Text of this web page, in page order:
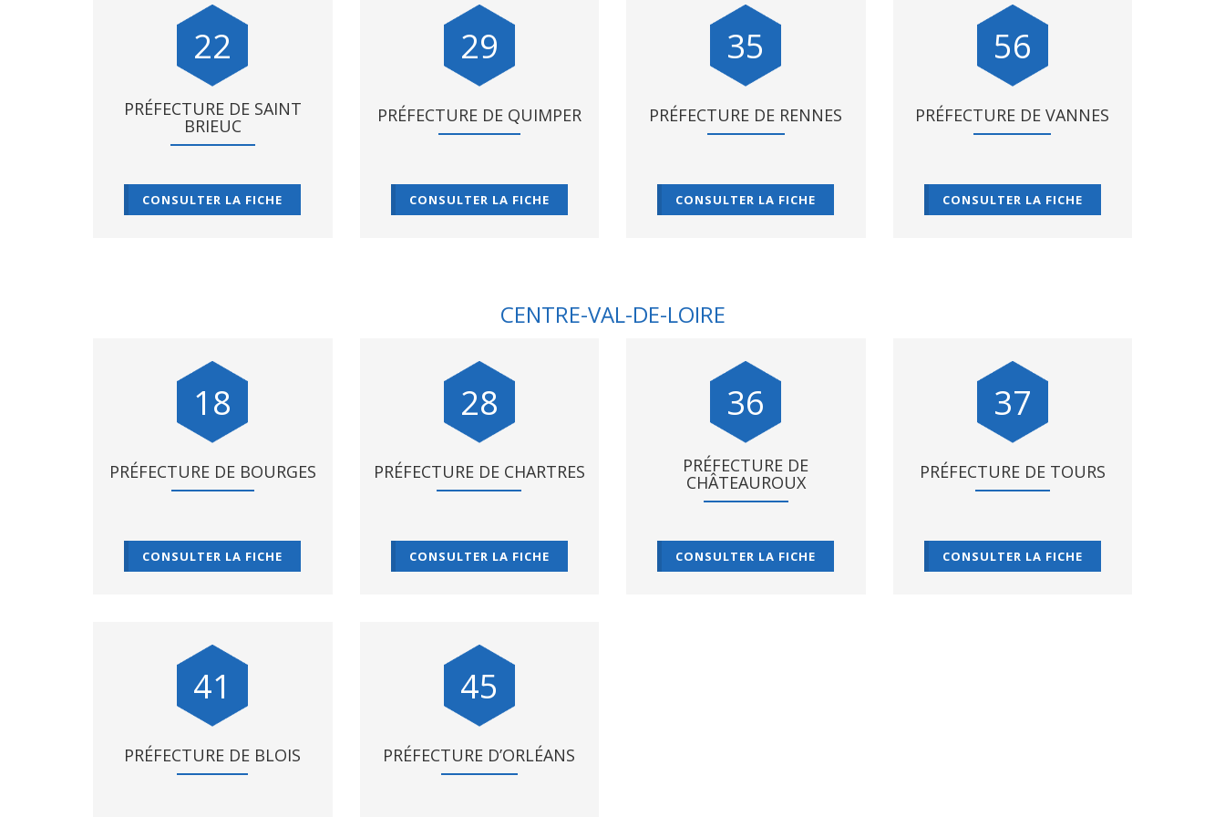
22
PRÉFECTURE DE SAINT
BRIEUC
CONSULTER LA FICHE
29
PRÉFECTURE DE QUIMPER
CONSULTER LA FICHE
35
PRÉFECTURE DE RENNES
CONSULTER LA FICHE
56
PRÉFECTURE DE VANNES
CONSULTER LA FICHE
CENTRE-VAL-DE-LOIRE
18
PRÉFECTURE DE BOURGES
CONSULTER LA FICHE
28
PRÉFECTURE DE CHARTRES
CONSULTER LA FICHE
36
PRÉFECTURE DE
CHÂTEAUROUX
CONSULTER LA FICHE
37
PRÉFECTURE DE TOURS
CONSULTER LA FICHE
41
PRÉFECTURE DE BLOIS
45
PRÉFECTURE D’ORLÉANS